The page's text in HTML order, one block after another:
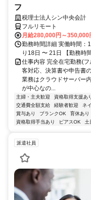
フ
税理士法人シン中央会計
フルリモート
月給280,000円～350,000
勤務時間詳細 実働時間：
り18日 〜 21日 【勤務時
仕事内容 完全在宅勤務(
客対応、決算書や申告書
業務はクラウドサーバー
が中心なの...
主婦・主夫歓迎 資格取得支援あ
交通費全額支給
経験者歓迎 ネ
賞与あり
ブランクOK 育休あり
資格取得手当あり
ピアスOK 土
派遣社員